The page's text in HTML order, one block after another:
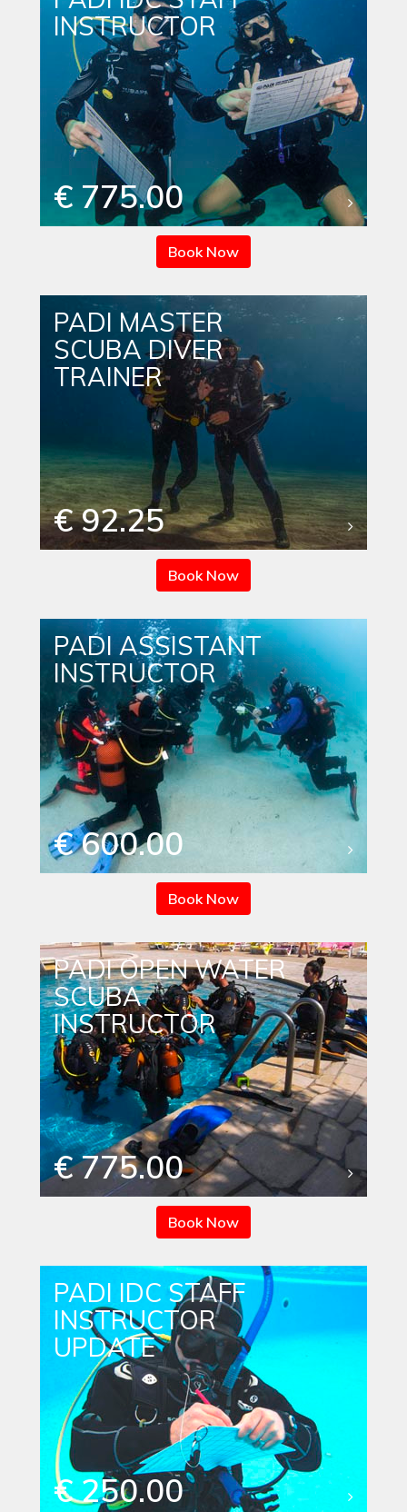
INSTRUCTOR
€ 775.00
Book Now
PADI MASTER
SCUBA DIVER
TRAINER
€ 92.25
Book Now
PADI ASSISTANT
INSTRUCTOR
€ 600.00
Book Now
PADI OPEN WATER
SCUBA
INSTRUCTOR
€ 775.00
Book Now
PADI IDC STAFF
INSTRUCTOR
UPDATE
€ 250.00